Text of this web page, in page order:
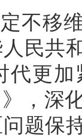
不移
民共
代更
》，
题保